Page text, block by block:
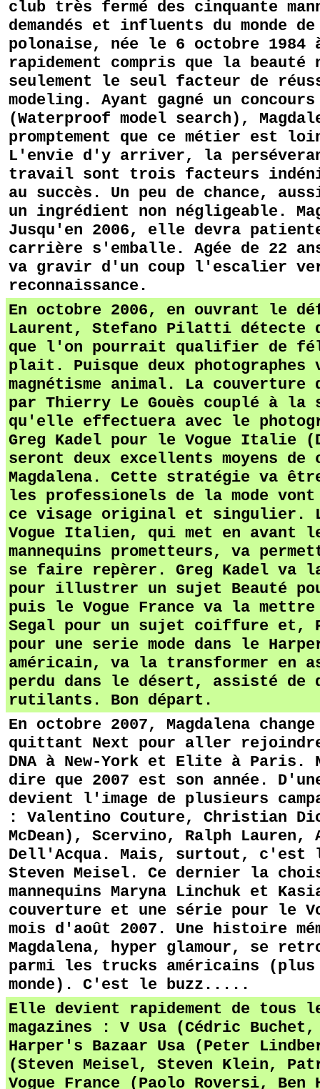
club très fermé des cinquante
demandés et influents du monde
polonaise, née le 6 octobre 1984
rapidement compris que la
seulement le seul facteur de
modeling. Ayant gagné un
(Waterproof model search),
promptement que ce métier est
L'envie d'y arriver, la
travail sont trois facteurs
au succès. Un peu de chance,
un ingrédient non négligeable.
Jusqu'en 2006, elle devra
carrière s'emballe. Agée de 22
va gravir d'un coup l'escalier
reconnaissance.
En octobre 2006, en ouvrant le
Laurent, Stefano Pilatti détecte
que l'on pourrait qualifier de
plait. Puisque deux photographes
magnétisme animal. La couverture
par Thierry Le Gouès couplé à la
qu'elle effectuera avec le
Greg Kadel pour le Vogue Italie
seront deux excellents moyens de
Magdalena. Cette stratégie va
les professionels de la mode vont
ce visage original et singulier.
Vogue Italien, qui met en avant
mannequins prometteurs, va
se faire repèrer. Greg Kadel va
pour illustrer un sujet Beauté
puis le Vogue France va la mettre
Segal pour un sujet coiffure et,
pour une serie mode dans le
américain, va la transformer en
perdu dans le désert, assisté de
rutilants. Bon départ.
En octobre 2007, Magdalena
quittant Next pour aller
DNA à New-York et Elite à Paris.
dire que 2007 est son année.
devient l'image de plusieurs
: Valentino Couture, Christian
McDean), Scervino, Ralph Lauren,
Dell'Acqua. Mais, surtout, c'est
Steven Meisel. Ce dernier la
mannequins Maryna Linchuk et
couverture et une série pour le
mois d'août 2007. Une histoire
Magdalena, hyper glamour, se
parmi les trucks américains (plus
monde). C'est le buzz.....
Elle devient rapidement de tous
magazines : V Usa (Cédric
Harper's Bazaar Usa (Peter
(Steven Meisel, Steven Klein,
Vogue France (Paolo Roversi, Ben